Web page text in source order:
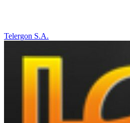
Telergon S.A.